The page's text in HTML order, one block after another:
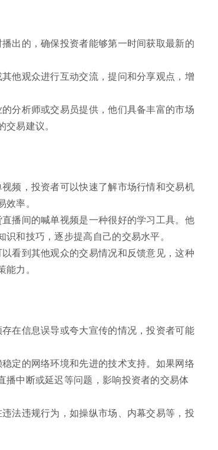
出的，确保投资者能够第一时间获取最新的
他观众进行互动交流，提问和分享观点，增
分析师或交易员提供，他们具备丰富的市场
易建议。
频，投资者可以快速了解市场行情和交易机
率。
播间的喊单视频是一种很好的学习工具。他
和技巧，逐步提高自己的交易水平。
看到其他观众的交易情况和反馈意见，这种
力。
在信息误导或夸大宣传的情况，投资者可能
定的网络环境和先进的技术支持。如果网络
中断或延迟等问题，影响投资者的交易体
法违规行为，如操纵市场、内幕交易等，投